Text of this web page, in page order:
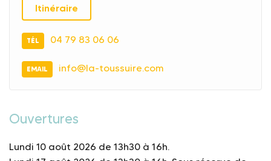
Itinéraire
TÉL 04 79 83 06 06
EMAIL info@la-toussuire.com
Ouvertures
Lundi 10 août 2026 de 13h30 à 16h.